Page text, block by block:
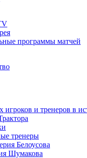
программы матчей
игроков и тренеров в
тренеры
Белоусова
Шумакова